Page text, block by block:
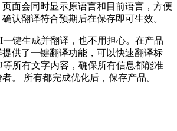
面会同时显示原语言和目前语言，方便
认翻译符合预期后在保存即可生效。
一键生成并翻译，也不用担心。在产品
供了一键翻译功能，可以快速翻译标
所有文字内容，确保所有信息都能准
。
所有都完成优化后，保存产品。